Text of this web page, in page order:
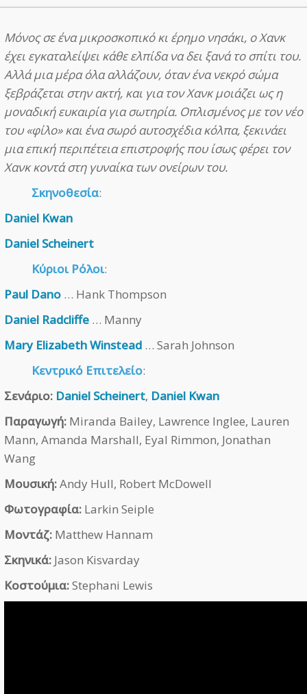
Μόνος σε ένα μικροσκοπικό κι έρημο νησάκι, ο Χανκ
έχει εγκαταλείψει κάθε ελπίδα να δει ξανά το σπίτι του.
Αλλά μια μέρα όλα αλλάζουν, όταν ένα νεκρό σώμα
ξεβράζεται στην ακτή, και για τον Χανκ μοιάζει ως η
μοναδική ευκαιρία για σωτηρία. Οπλισμένος με τον νέο
του «φίλο» και ένα σωρό αυτοσχέδια κόλπα, ξεκινάει
μια επική περιπέτεια επιστροφής που ίσως φέρει τον
Χανκ κοντά στη γυναίκα των ονείρων του.
Σκηνοθεσία:
Daniel Kwan
Daniel Scheinert
Κύριοι Ρόλοι:
Paul Dano … Hank Thompson
Daniel Radcliffe … Manny
Mary Elizabeth Winstead … Sarah Johnson
Κεντρικό Επιτελείο:
Σενάριο: Daniel Scheinert, Daniel Kwan
Παραγωγή: Miranda Bailey, Lawrence Inglee, Lauren
Mann, Amanda Marshall, Eyal Rimmon, Jonathan
Wang
Μουσική:Andy Hull, Robert McDowell
Φωτογραφία: Larkin Seiple
Μοντάζ: Matthew Hannam
Σκηνικά: Jason Kisvarday
Κοστούμια:Stephani Lewis